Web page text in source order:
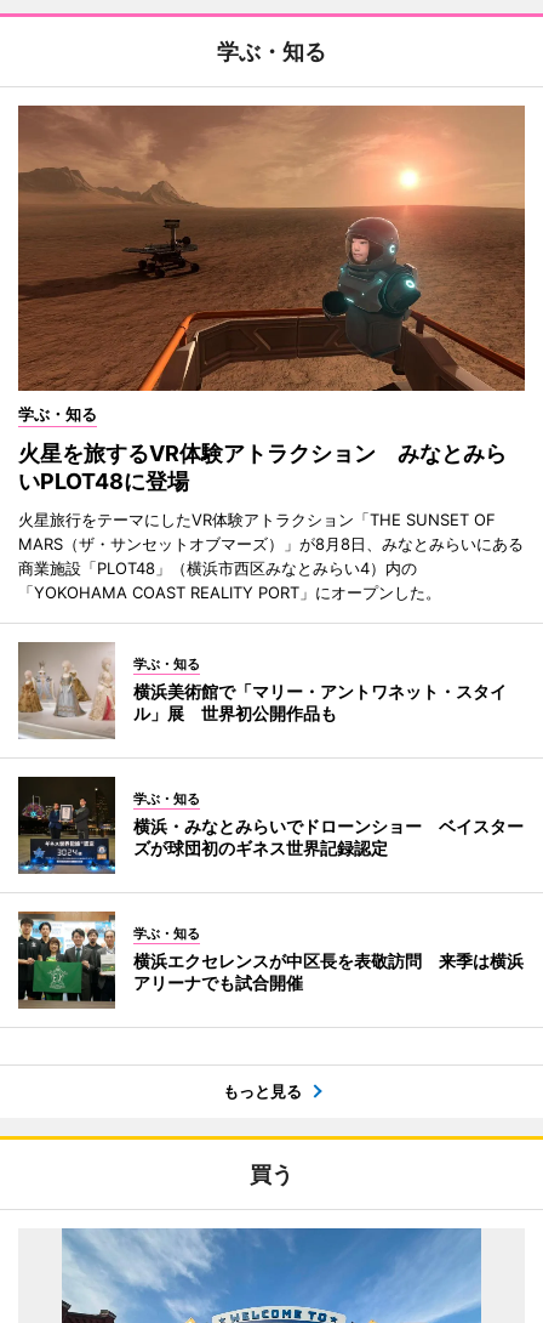
学ぶ・知る
学ぶ・知る
火星を旅するVR体験アトラクション みなとみら
いPLOT48に登場
火星旅行をテーマにしたVR体験アトラクション「THE SUNSET OF
MARS（ザ・サンセットオブマーズ）」が8月8日、みなとみらいにある
商業施設「PLOT48」（横浜市西区みなとみらい4）内の
「YOKOHAMA COAST REALITY PORT」にオープンした。
学ぶ・知る
横浜美術館で「マリー・アントワネット・スタイ
ル」展 世界初公開作品も
学ぶ・知る
横浜・みなとみらいでドローンショー ベイスター
ズが球団初のギネス世界記録認定
学ぶ・知る
横浜エクセレンスが中区長を表敬訪問 来季は横浜
アリーナでも試合開催
もっと見る
買う